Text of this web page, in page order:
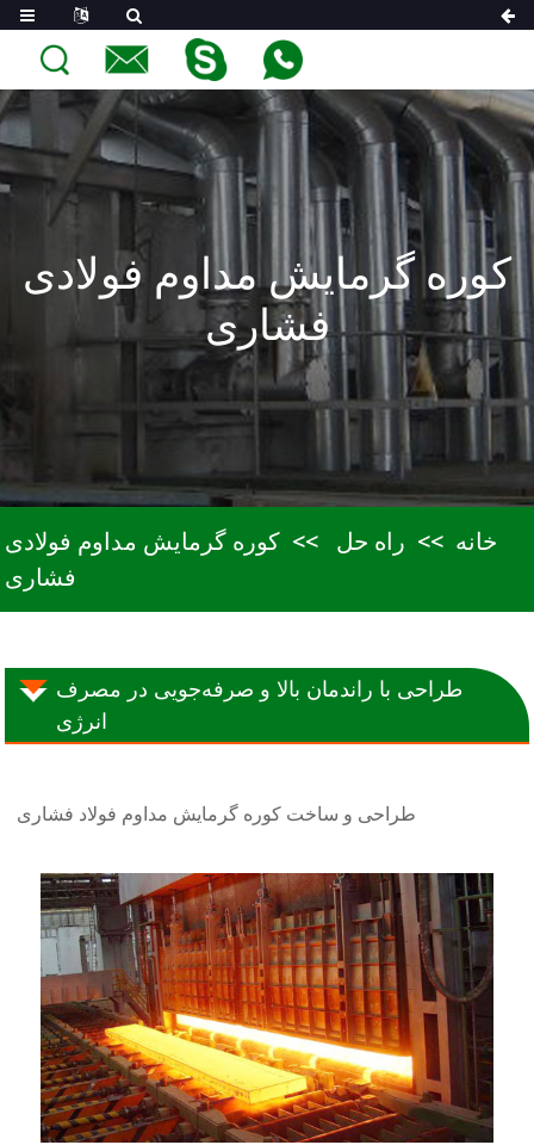
کوره گرمایش مداوم فولادی
فشاری
خانه راه حل
کوره گرمایش مداوم فولادی
فشاری
طراحی با راندمان بالا و صرفه‌جویی در مصرف
انرژی
طراحی و ساخت کوره گرمایش مداوم فولاد فشاری